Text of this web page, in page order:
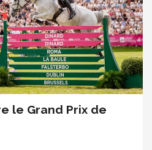
le Grand Prix de